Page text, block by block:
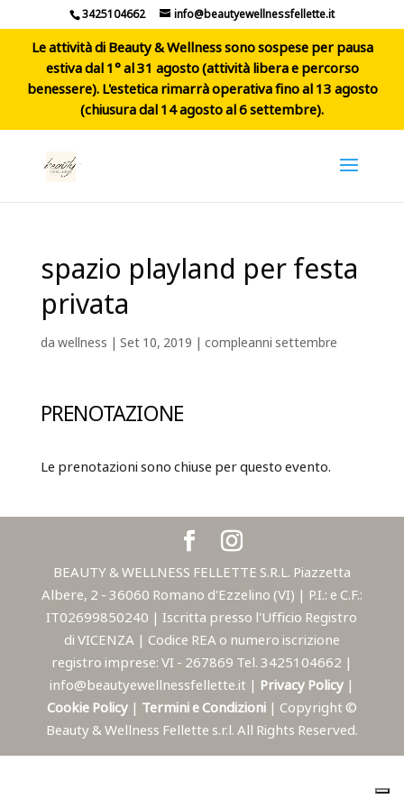
3425104662 info@beautyewellnessfellette.it
Le attività di Beauty & Wellness sono sospese per pausa
estiva dal 1° al 31 agosto (attività libera e percorso
benessere). L'estetica rimarrà operativa fino al 13 agosto
(chiusura dal 14 agosto al 6 settembre).
spazio playland per festa
privata
dawellness | Set 10, 2019 | compleanni settembre
PRENOTAZIONE
Le prenotazioni sono chiuse per questo evento.
BEAUTY & WELLNESS FELLETTE S.R.L. Piazzetta
Albere, 2 - 36060 Romano d'Ezzelino (VI) | P.I.: e C.F.:
IT02699850240 | Iscritta presso l'Ufficio Registro
di VICENZA | Codice REA o numero iscrizione
registro imprese: VI - 267869 Tel. 3425104662 |
info@beautyewellnessfellette.it | Privacy Policy |
Cookie Policy | Termini e Condizioni | Copyright ©
Beauty & Wellness Fellette s.r.l. All Rights Reserved.